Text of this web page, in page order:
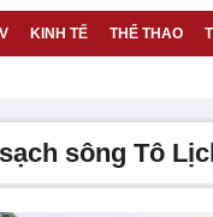
KINH TẾ THỂ THAO
sông Tô